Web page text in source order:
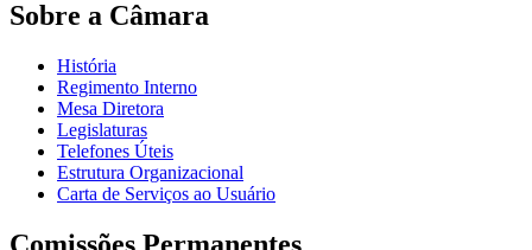
Sobre a Câmara
História
Regimento Interno
Mesa Diretora
Legislaturas
Telefones Úteis
Estrutura Organizacional
Carta de Serviços ao Usuário